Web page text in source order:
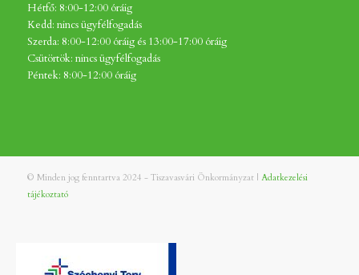
Hétfő: 8:00-12:00 óráig
Kedd: nincs ügyfélfogadás
Szerda: 8:00-12:00 óráig és 13:00-17:00 óráig
Csütörtök: nincs ügyfélfogadás
Péntek: 8:00-12:00 óráig
© Minden jog fenntartva 2024 - Tiszavasvári Önkormányzat | Adatkezelési
tájékoztató